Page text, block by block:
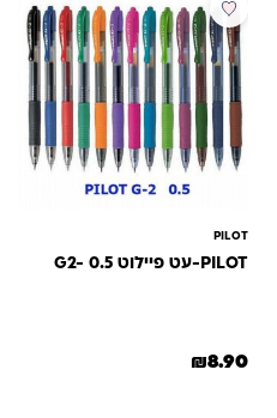
PILOT
PILOT-עט פיילוט G2- 0.5
₪8.90